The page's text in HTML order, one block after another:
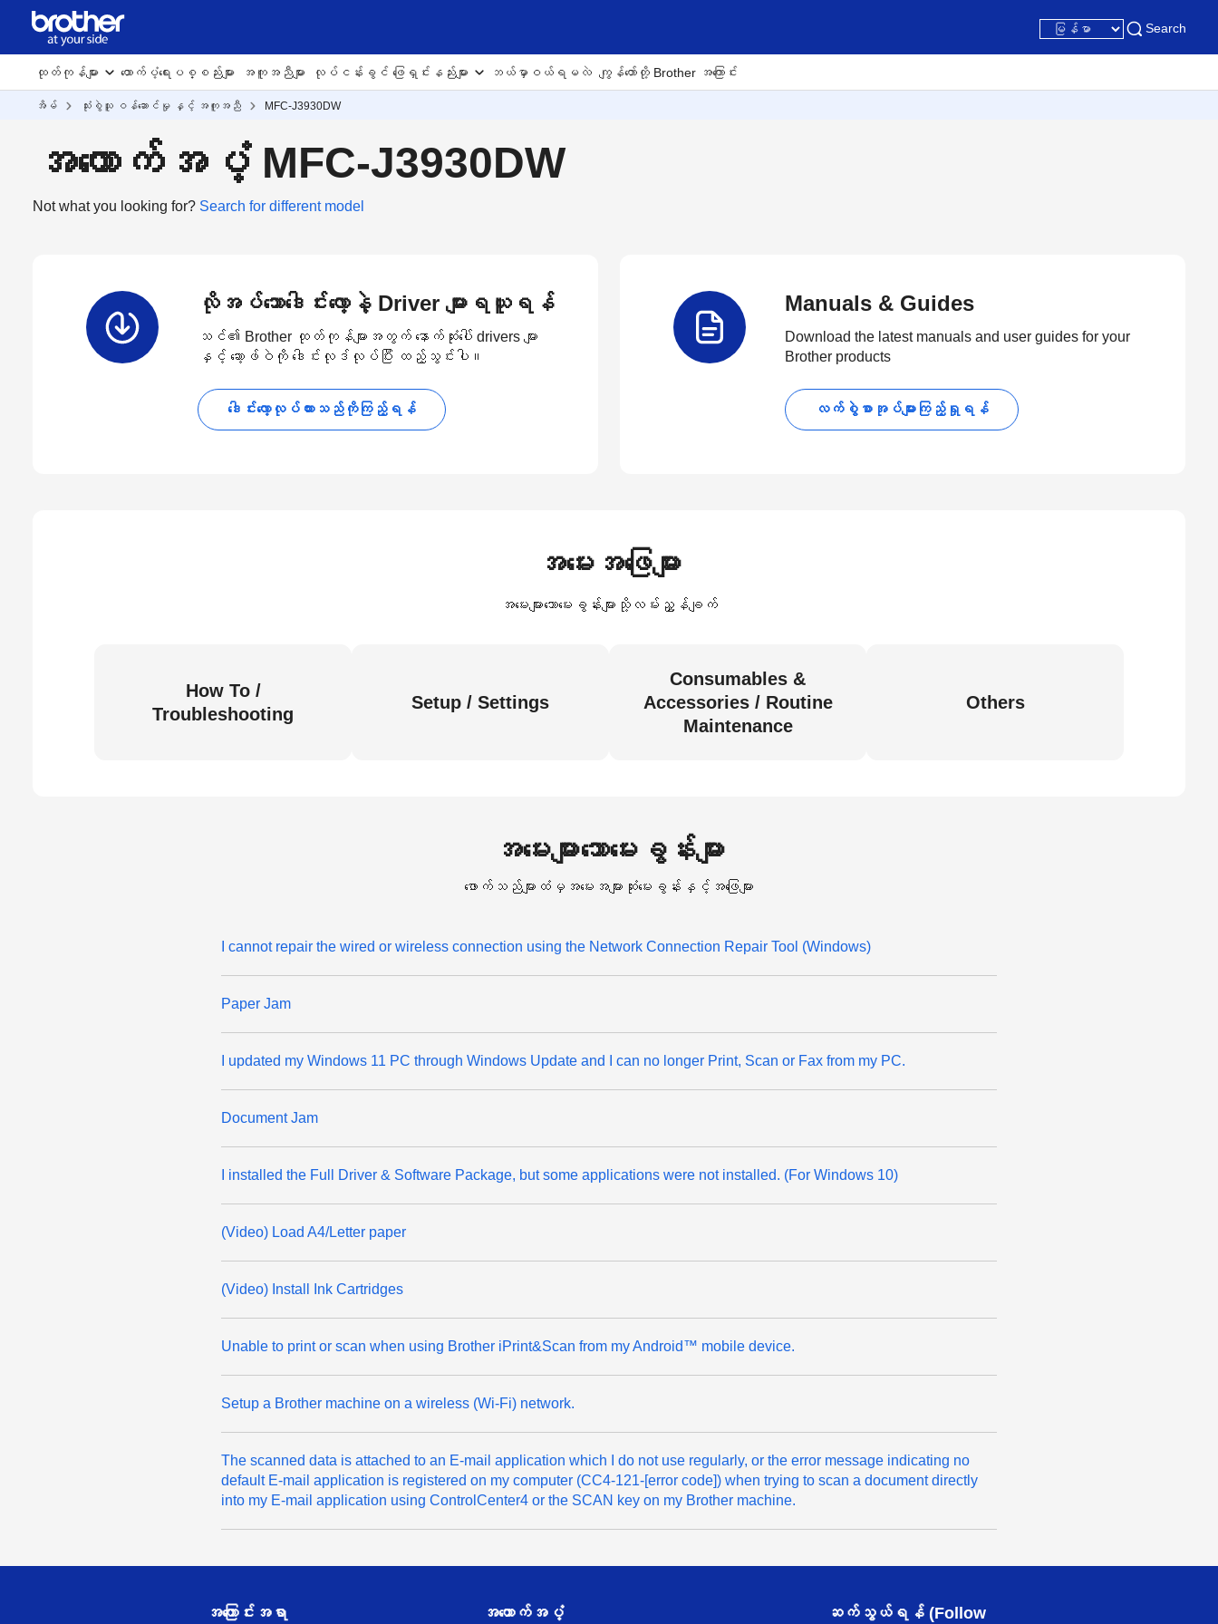
Search
ထုတ်ကုန်များ ထောက်ပံ့ရေးပစ္စည်းများ အကူအညီများ လုပ်ငန်းခွင် ဖြေရှင်းနည်းများ ဘယ်မှာဝယ်ရမလဲ ကျွန်တော်တို့ Brother အကြောင်း
အိမ် သုံးစွဲသူ ဝန်ဆောင်မှု နှင့် အကူအညီ MFC-J3930DW
အထောက်အပံ့ MFC-J3930DW
Not what you looking for? Search for different model
လိုအပ်သောဒေါင်းလော့နဲ့ Driver များရယူရန်
သင်၏ Brother ထုတ်ကုန်များအတွက် နောက်ဆုံးပေါ် drivers များ
နှင့် ဆော့ဖ်ဝဲကို ဒေါင်းလုဒ်လုပ်ပြီး ထည့်သွင်းပါ။
ဒေါင်းလော့လုပ်ထားသည်ကိုကြည့်ရန်
Manuals & Guides
Download the latest manuals and user guides for your
Brother products
လက်စွဲစာအုပ်များကြည့်ရှုရန်
အမေးအဖြေများ
အမေးများသောမေးခွန်းများသို့လမ်းညွှန်ချက်
How To /
Troubleshooting
Setup / Settings
Consumables &
Accessories / Routine
Maintenance
Others
အမေးများသောမေးခွန်းများ
ဖောက်သည်များထံမှအမေးအများဆုံးမေးခွန်းနှင့်အဖြေများ
I cannot repair the wired or wireless connection using the Network Connection Repair Tool (Windows)
Paper Jam
I updated my Windows 11 PC through Windows Update and I can no longer Print, Scan or Fax from my PC.
Document Jam
I installed the Full Driver & Software Package, but some applications were not installed. (For Windows 10)
(Video) Load A4/Letter paper
(Video) Install Ink Cartridges
Unable to print or scan when using Brother iPrint&Scan from my Android™ mobile device.
Setup a Brother machine on a wireless (Wi-Fi) network.
The scanned data is attached to an E-mail application which I do not use regularly, or the error message indicating no
default E-mail application is registered on my computer (CC4-121-[error code]) when trying to scan a document directly
into my E-mail application using ControlCenter4 or the SCAN key on my Brother machine.
အကြောင်းအရာ အထောက်အပံ့ ဆက်သွယ်ရန် (Follow